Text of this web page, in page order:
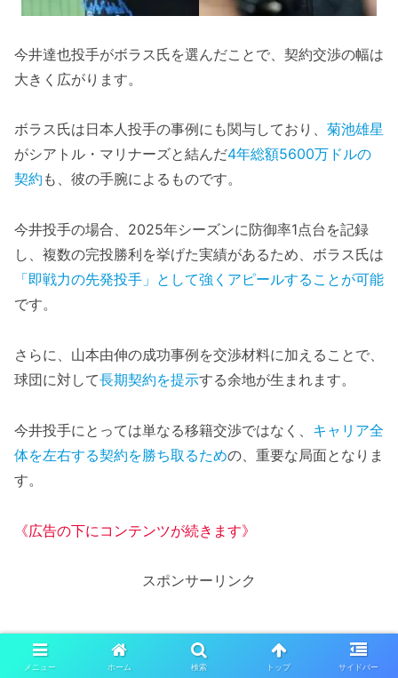
今井達也投手がボラス氏を選んだことで、契約交渉の幅は
大きく広がります。
ボラス氏は日本人投手の事例にも関与しており、 菊池雄星
がシアトル・マリナーズと結んだ4年総額5600万ドルの
契約 も、彼の手腕によるものです。
今井投手の場合、2025年シーズンに防御率1点台を記録
し、複数の完投勝利を挙げた実績があるため、ボラス氏は
「即戦力の先発投手」として強くアピールすることが可能
です。
さらに、山本由伸の成功事例を交渉材料に加えることで、
球団に対して長期契約を提示する余地が生まれます。
今井投手にとっては単なる移籍交渉ではなく、 キャリア全
体を左右する契約を勝ち取るための、重要な局面となりま
す。
《広告の下にコンテンツが続きます》
スポンサーリンク
メニュー ホーム 検索 トップ サイドバー